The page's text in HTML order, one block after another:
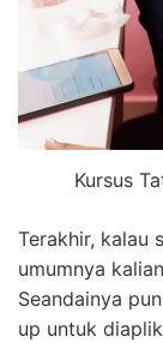
Kursus
Terakhir, kalau
umumnya
Seandainya
up untuk